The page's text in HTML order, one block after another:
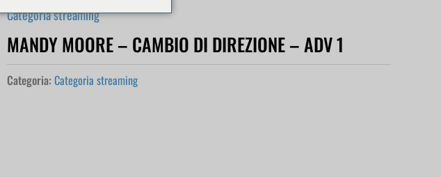
Categoria streaming
MANDY MOORE – CAMBIO DI DIREZIONE – ADV 1
Categoria: Categoria streaming